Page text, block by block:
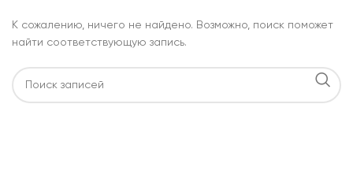
К сожалению, ничего не найдено. Возможно, поиск поможет
найти соответствующую запись.